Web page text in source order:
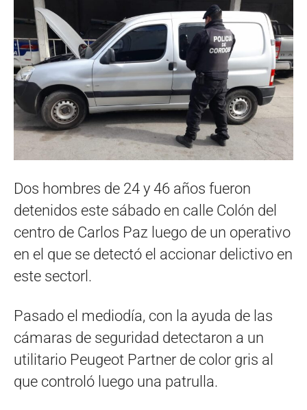
Dos hombres de 24 y 46 años fueron
detenidos este sábado en calle Colón del
centro de Carlos Paz luego de un operativo
en el que se detectó el accionar delictivo en
este sectorl.
Pasado el mediodía, con la ayuda de las
cámaras de seguridad detectaron a un
utilitario Peugeot Partner de color gris al
que controló luego una patrulla.